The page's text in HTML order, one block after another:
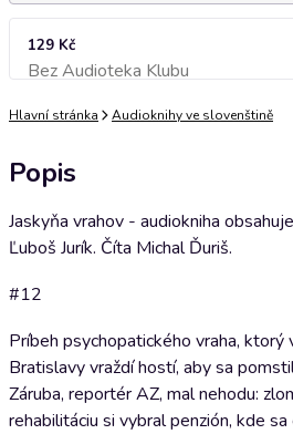
129 Kč
Bez Audioteka KlubuPřidat do košíku
Hlavní stránka Audioknihy ve slovenštině
Popis
Jaskyňa vrahov - audiokniha
Ľuboš Jurík. Číta Michal Ďuriš.
#12
Príbeh psychopatického vraha, ktorý
Bratislavy vraždí hostí, aby sa
Záruba, reportér AZ, mal nehodu:
rehabilitáciu si vybral penzión, kde